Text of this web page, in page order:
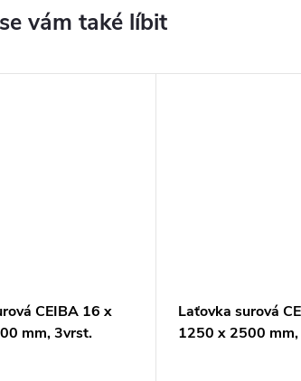
CEIBA 16 x
mm, 3vrst.
Laťovka surová
1250 x 2500